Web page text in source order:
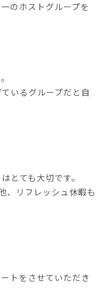
のホストグループを
いるグループだと自
とても大切です。
、リフレッシュ休暇も
トをさせていただき